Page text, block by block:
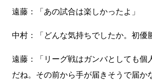
遠藤：「あの試合は楽しかったよ」
中村：「どんな気持ちでしたか。初優
遠藤：「リーグ戦はガンバとしても個
だね。その前から手が届きそうで届か